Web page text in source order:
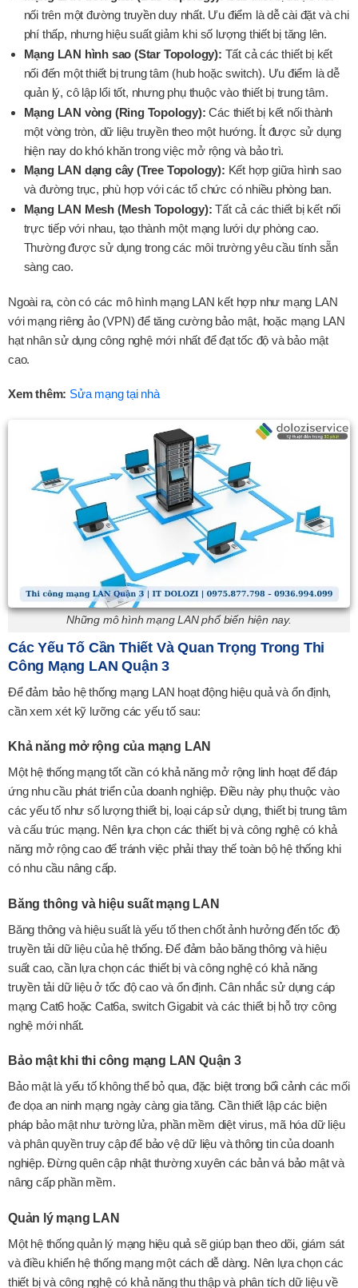
nối trên một đường truyền duy nhất. Ưu điểm là dễ cài đặt và chi
phí thấp, nhưng hiệu suất giảm khi số lượng thiết bị tăng lên.
Mạng LAN hình sao (Star Topology): Tất cả các thiết bị kết
nối đến một thiết bị trung tâm (hub hoặc switch). Ưu điểm là dễ
quản lý, cô lập lổi tốt, nhưng phụ thuộc vào thiết bị trung tâm.
Mạng LAN vòng (Ring Topology): Các thiết bị kết nối thành
một vòng tròn, dữ liệu truyền theo một hướng. Ít được sử dụng
hiện nay do khó khăn trong việc mở rộng và bảo trì.
Mạng LAN dạng cây (Tree Topology): Kết hợp giữa hình sao
và đường trục, phù hợp với các tổ chức có nhiều phòng ban.
Mạng LAN Mesh (Mesh Topology): Tất cả các thiết bị kết nối
trực tiếp với nhau, tạo thành một mạng lưới dự phòng cao.
Thường được sử dụng trong các môi trường yêu cầu tính sẵn
sàng cao.
Ngoài ra, còn có các mô hình mạng LAN kết hợp như mạng LAN
với mạng riêng ảo (VPN) để tăng cường bảo mật, hoặc mạng LAN
hạt nhân sử dụng công nghệ mới nhất để đạt tốc độ và bảo mật
cao.
Xem thêm: Sửa mạng tại nhà
Những mô hình mạng LAN phổ biến hiện nay.
Các Yếu Tố Cần Thiết Và Quan Trọng Trong Thi
Công Mạng LAN Quận 3
Để đảm bảo hệ thống mạng LAN hoạt động hiệu quả và ổn định,
cần xem xét kỹ lưỡng các yếu tố sau:
Khả năng mở rộng của mạng LAN
Một hệ thống mạng tốt cần có khả năng mở rộng linh hoạt để đáp
ứng nhu cầu phát triển của doanh nghiệp. Điều này phụ thuộc vào
các yếu tố như số lượng thiết bị, loại cáp sử dụng, thiết bị trung tâm
và cấu trúc mạng. Nên lựa chọn các thiết bị và công nghệ có khả
năng mở rộng cao để tránh việc phải thay thế toàn bộ hệ thống khi
có nhu cầu nâng cấp.
Băng thông và hiệu suất mạng LAN
Băng thông và hiệu suất là yếu tố then chốt ảnh hưởng đến tốc độ
truyền tải dữ liệu của hệ thống. Để đảm bảo băng thông và hiệu
suất cao, cần lựa chọn các thiết bị và công nghệ có khả năng
truyền tải dữ liệu ở tốc độ cao và ổn định. Cân nhắc sử dụng cáp
mạng Cat6 hoặc Cat6a, switch Gigabit và các thiết bị hỗ trợ công
nghệ mới nhất.
Bảo mật khi thi công mạng LAN Quận 3
Bảo mật là yếu tố không thể bỏ qua, đặc biệt trong bối cảnh các mối
đe dọa an ninh mạng ngày càng gia tăng. Cần thiết lập các biện
pháp bảo mật như tường lửa, phần mềm diệt virus, mã hóa dữ liệu
và phân quyền truy cập để bảo vệ dữ liệu và thông tin của doanh
nghiệp. Đừng quên cập nhật thường xuyên các bản vá bảo mật và
nâng cấp phần mềm.
Quản lý mạng LAN
Một hệ thống quản lý mạng hiệu quả sẽ giúp bạn theo dõi, giám sát
và điều khiển hệ thống mạng một cách dễ dàng. Nên lựa chọn các
thiết bị và công nghệ có khả năng thu thập và phân tích dữ liệu về